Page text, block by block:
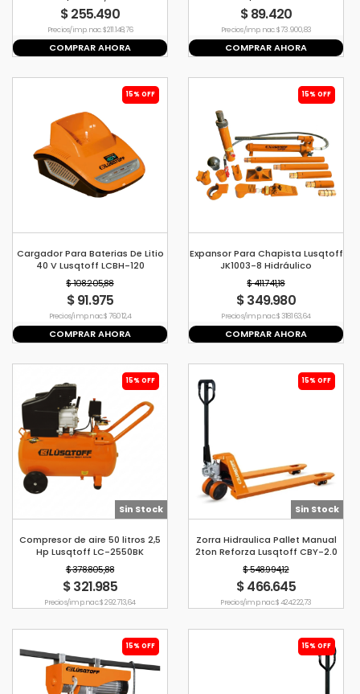
$ 255.490
Precio s/imp. nac. $ 211.148,76
COMPRAR AHORA
$ 89.420
Precio s/imp. nac. $ 73.900,83
COMPRAR AHORA
15% OFF
Cargador Para Baterias De Litio
40 V Lusqtoff LCBH-120
$ 108.205,88
$ 91.975
Precio s/imp. nac. $ 76.012,4
COMPRAR AHORA
15% OFF
Expansor Para Chapista Lusqtoff
JK1003-8 Hidráulico
$ 411.741,18
$ 349.980
Precio s/imp. nac. $ 318.163,64
COMPRAR AHORA
15% OFF
Sin Stock
Compresor de aire 50 litros 2,5
Hp Lusqtoff LC-2550BK
$ 378.805,88
$ 321.985
Precio s/imp. nac. $ 292.713,64
15% OFF
Sin Stock
Zorra Hidraulica Pallet Manual
2ton Reforza Lusqtoff CBY-2.0
$ 548.994,12
$ 466.645
Precio s/imp. nac. $ 424.222,73
15% OFF 15% OFF